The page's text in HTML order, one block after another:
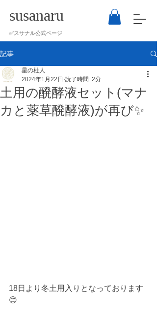
susanaru
​✅スサナル公式ページ
記事
土用の醗酵液セット(マナ
カと薬草醗酵液)が再び✨
星の杜人
2024年1月22日 読了時間: 2分
18日より冬土用入りとなっております
😊